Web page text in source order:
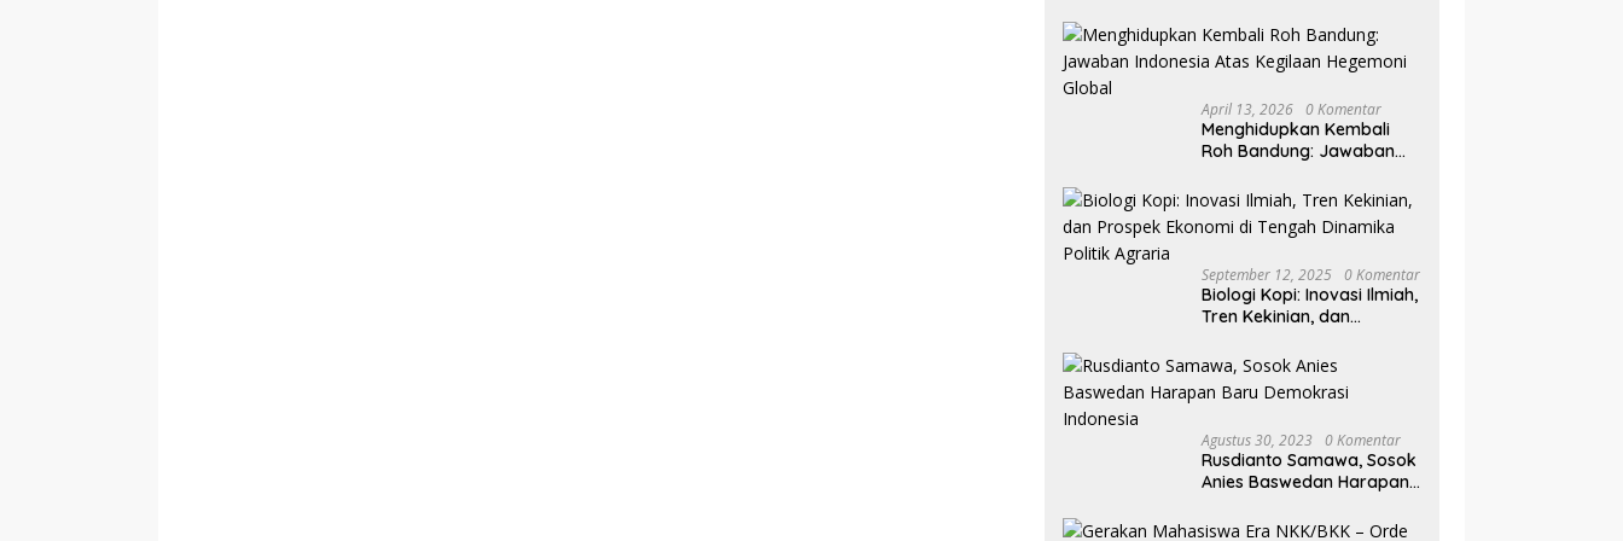
April 13, 2026 0 Komentar
Menghidupkan Kembali
Roh Bandung: Jawaban
Hegemoni Global
September 12, 2025 0 Komentar
Biologi Kopi: Inovasi Ilmiah,
Tren Kekinian, dan
Tengah Dinamika Politik
Agraria
Agustus 30, 2023 0 Komentar
Rusdianto Samawa, Sosok
Anies Baswedan Harapan